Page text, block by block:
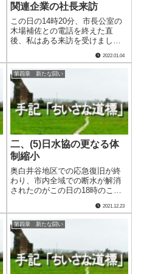
関連企業の社長来訪
この日の14時20分、市長公室の
木場補佐との電話を終えた直
後、私はある来訪を受けまし
た。 吉田・三間両代替浄水施
設の心臓部分、可搬式水処理装
置シフォンタンク等を製造販売
する企業の藍藤社長です。早期
の断水解消を実現させた最大の
功労者と言える同.....
2022.01.04
第四章 新たな闘い
二、(5)日水協の更なる体
制縮小
奥白井谷地区での応急復旧が終
わり、市内全域での断水が解消
されたのがこの日の18時のこと
前８時45分、松山市の日吉課長
が私の部屋を訪れました。支援
体制をもう一段階縮小すること
を私に提案するためにです。
この時点で.....
2021.12.23
第四章 新たな闘い